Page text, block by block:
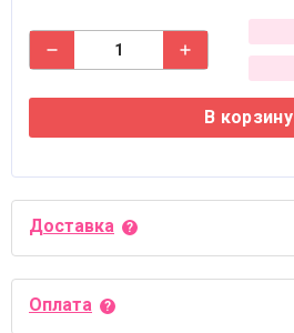
В корзину
Доставка
Оплата